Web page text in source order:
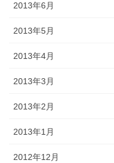
2013年6月
2013年5月
2013年4月
2013年3月
2013年2月
2013年1月
2012年12月